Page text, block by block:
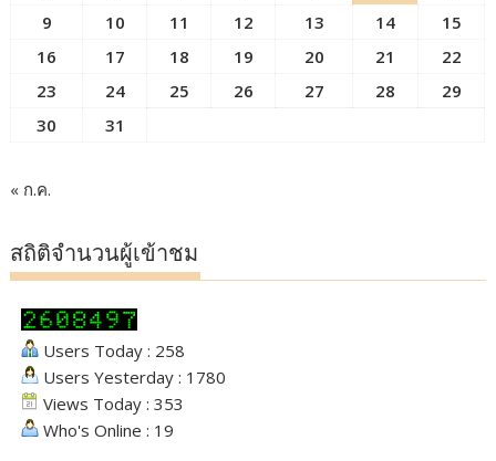
9
10 11 12 13 14
15
16
17 18 19 20 21
22
23
24 25 26 27 28
29
30
31
« ก.ค.
สถิติจำนวนผู้เข้าชม
Users Today : 258
Users Yesterday : 1780
Views Today : 353
Who's Online : 19